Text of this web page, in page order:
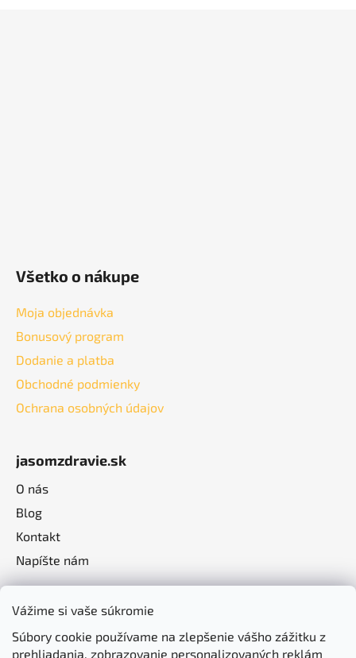
Vážime si vaše súkromie
Súbory cookie používame na zlepšenie vášho zážitku z
prehliadania, zobrazovanie personalizovaných reklám
Všetko o nákupe
Moja objednávka
Bonusový program
Dodanie a platba
Obchodné podmienky
Ochrana osobných údajov
jasomzdravie.sk
O nás
Blog
Kontakt
Napíšte nám